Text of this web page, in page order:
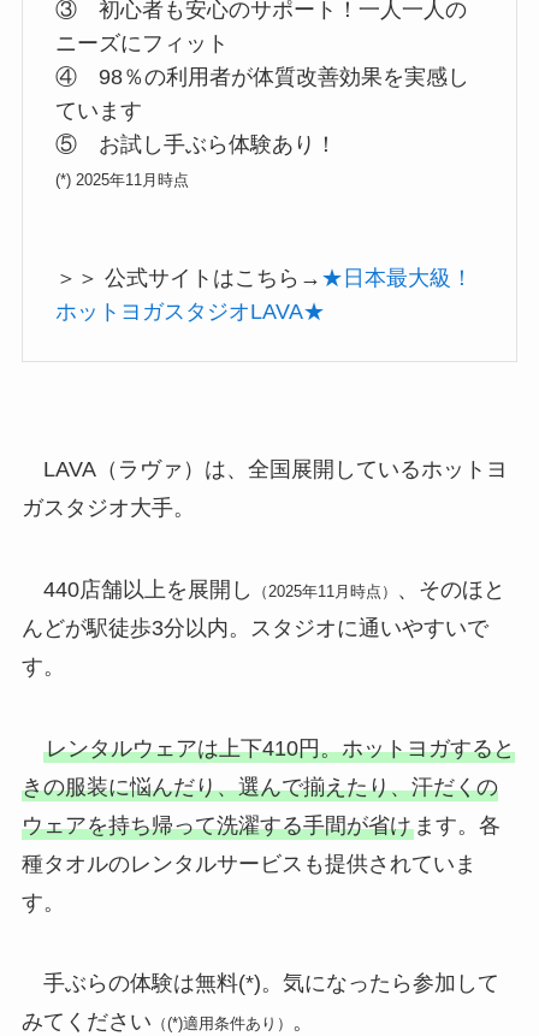
③ 初心者も安心のサポート！一人一人の
ニーズにフィット
④ 98％の利用者が体質改善効果を実感し
ています
⑤ お試し手ぶら体験あり！
(*) 2025年11月時点
＞＞ 公式サイトはこちら→ ★日本最大級！
ホットヨガスタジオLAVA★
LAVA（ラヴァ）は、全国展開しているホットヨ
ガスタジオ大手。
440店舗以上を展開し （2025年11月時点）
、そのほと
んどが駅徒歩3分以内。スタジオに通いやすいで
す。
レンタルウェアは上下410円。ホットヨガすると
きの服装に悩んだり、選んで揃えたり、汗だくの
ウェアを持ち帰って洗濯する手間が省けます。各
種タオルのレンタルサービスも提供されていま
す。
手ぶらの体験は無料(*)。気になったら参加して
みてください （(*)適用条件あり） 。